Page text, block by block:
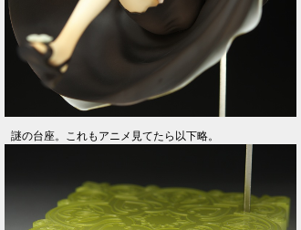
謎の台座。これもアニメ見てたら以下略。